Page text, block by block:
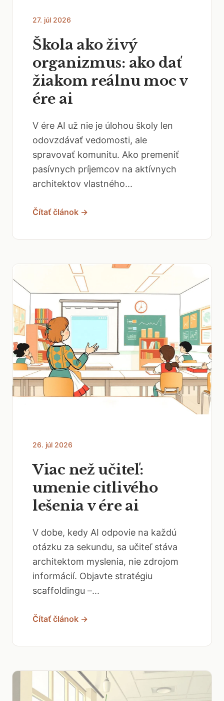
27. júl 2026
Škola ako živý
organizmus: ako dať
žiakom reálnu moc v
ére ai
V ére AI už nie je úlohou školy len
odovzdávať vedomosti, ale
spravovať komunitu. Ako premeniť
pasívnych príjemcov na aktívnych
architektov vlastného...
Čítať článok →
26. júl 2026
Viac než učiteľ:
umenie citlivého
lešenia v ére ai
V dobe, kedy AI odpovie na každú
otázku za sekundu, sa učiteľ stáva
architektom myslenia, nie zdrojom
informácií. Objavte stratégiu
scaffoldingu –...
Čítať článok →